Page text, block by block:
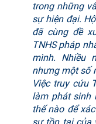
trong những
sự hiện đại.
đã cùng đề
TNHS pháp
mình. Nhiều
nhưng một số
Việc truy cứu
làm phát sinh
thế nào để